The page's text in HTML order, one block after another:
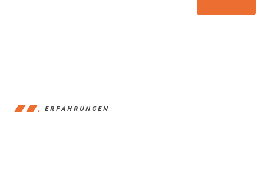
ERFAHRUNGEN